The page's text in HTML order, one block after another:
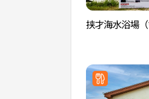
挟才海水浴場（